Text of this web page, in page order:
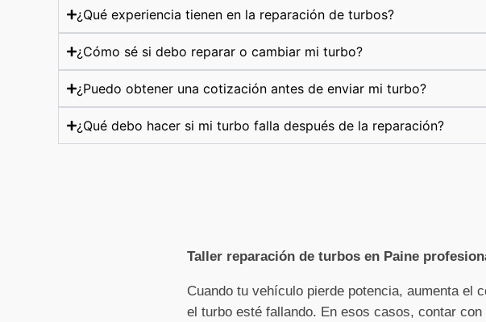
¿Qué experiencia tienen en la reparación de turbos?
¿Cómo sé si debo reparar o cambiar mi turbo?
¿Puedo obtener una cotización antes de enviar mi turbo?
¿Qué debo hacer si mi turbo falla después de la reparación?
Taller reparación de turbos en Paine
Cuando tu vehículo pierde potencia, aumenta el
el turbo esté fallando. En esos casos, contar con